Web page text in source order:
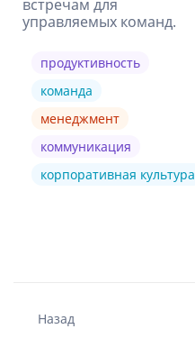
встречам для
управляемых команд.
продуктивность
команда
менеджмент
коммуникация
корпоративная культура
Назад